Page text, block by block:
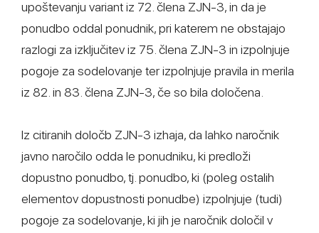
upoštevanju variant iz 72. člena ZJN-3, in da je
ponudbo oddal ponudnik, pri katerem ne obstajajo
razlogi za izključitev iz 75. člena ZJN-3 in izpolnjuje
pogoje za sodelovanje ter izpolnjuje pravila in merila
iz 82. in 83. člena ZJN-3, če so bila določena.
Iz citiranih določb ZJN-3 izhaja, da lahko naročnik
javno naročilo odda le ponudniku, ki predloži
dopustno ponudbo, tj. ponudbo, ki (poleg ostalih
elementov dopustnosti ponudbe) izpolnjuje (tudi)
pogoje za sodelovanje, ki jih je naročnik določil v